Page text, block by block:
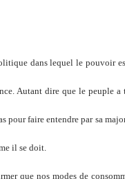
dans lequel le pouvoir
Autant dire que le peuple
pour faire entendre par sa
il se doit.
que nos modes de